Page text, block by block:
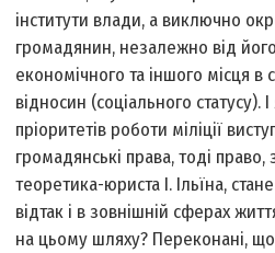
інститути влади, а виключно
громадянин, незалежно від
економічного та іншого місця в
відносин (соціального
пріоритетів роботи міліції
громадянські права, тоді
теоретика-юриста І. Ільїна,
відтак і в зовнішній сферах
на цьому шляху? Переконані,